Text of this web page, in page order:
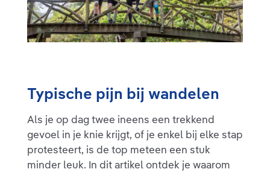
Typische pijn bij wandelen
Als je op dag twee ineens een trekkend
gevoel in je knie krijgt, of je enkel bij elke stap
protesteert, is de top meteen een stuk
minder leuk. In dit artikel ontdek je waarom